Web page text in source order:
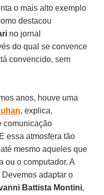
o mais alto exemplo
destacou
no jornal
do qual se convence
convencido, sem
anos, houve uma
, explica,
comunicação
essa atmosfera tão
mesmo aqueles que
ou o computador. A
Devemos adaptar o
Battista Montini,